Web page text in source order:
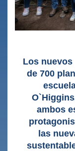
Los nuevos
de 700
ambos
las